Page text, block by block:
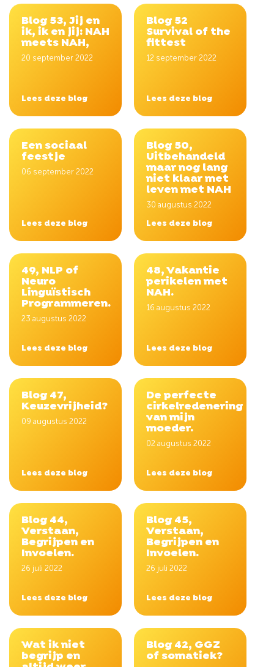
Blog 53, Jij en
ik, ik en jij: NAH
meets NAH,
20 september 2022
Lees deze blog
Blog 52
Survival of the
fittest
12 september 2022
Lees deze blog
Een sociaal
feestje
06 september 2022
Lees deze blog
Blog 50,
Uitbehandeld
maar nog lang
niet klaar met
leven met NAH
30 augustus 2022
Lees deze blog
49, NLP of
Neuro
Linguïstisch
Programmeren.
23 augustus 2022
Lees deze blog
48, Vakantie
perikelen met
NAH.
16 augustus 2022
Lees deze blog
Blog 47,
Keuzevrijheid?
09 augustus 2022
Lees deze blog
De perfecte
cirkelredenering
van mijn
moeder.
02 augustus 2022
Lees deze blog
Blog 44,
Verstaan,
Begrijpen en
Invoelen.
26 juli 2022
Lees deze blog
Blog 45,
Verstaan,
Begrijpen en
Invoelen.
26 juli 2022
Lees deze blog
Wat ik niet
begrijp en
Blog 42, GGZ
of somatiek?